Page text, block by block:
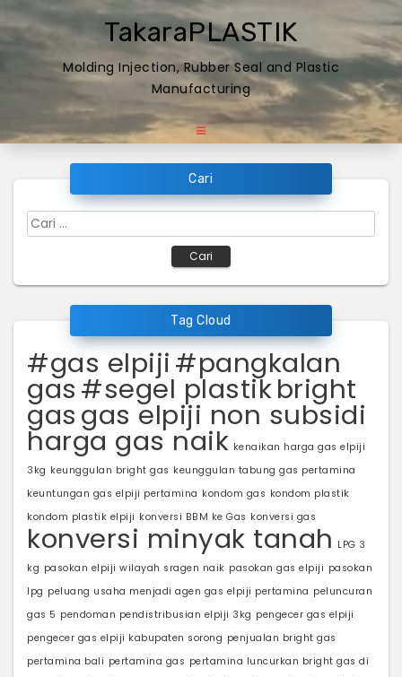
Skip
to
content
TakaraPLASTIK
Molding Injection, Rubber Seal and Plastic
Manufacturing
Cari
Cari
untuk:
Tag Cloud
#gas elpiji#pangkalan
gas#segel plastikbright
gasgas elpiji non subsidi
harga gas naik kenaikan harga gas elpiji
3kg keunggulan bright gas keunggulan tabung gas pertamina
keuntungan gas elpiji pertamina kondom gas kondom plastik
kondom plastik elpiji konversi BBM ke Gas konversi gas
konversi minyak tanah LPG 3
kg pasokan elpiji wilayah sragen naik pasokan gas elpiji pasokan
lpg peluang usaha menjadi agen gas elpiji pertamina peluncuran
gas 5 pendoman pendistribusian elpiji 3kg pengecer gas elpiji
pengecer gas elpiji kabupaten sorong penjualan bright gas
pertamina bali pertamina gas pertamina luncurkan bright gas di